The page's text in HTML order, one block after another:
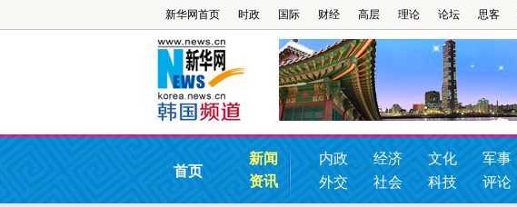
新华网首页 时政 国际 财经 高层 理论 论坛 思客
首页
新闻
资讯
内政 经济 文化 军事
外交
社会 科技 评论